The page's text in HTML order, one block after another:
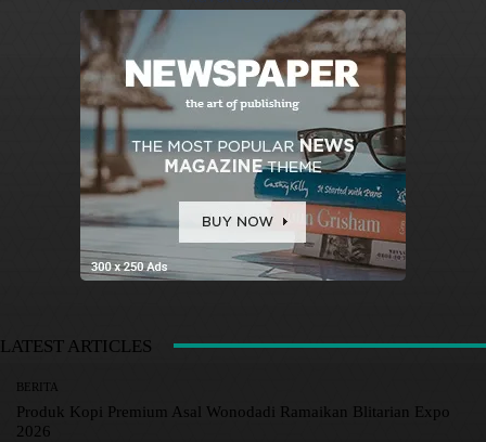
LATEST ARTICLES
BERITA
Produk Kopi Premium Asal Wonodadi Ramaikan Blitarian Expo
2026